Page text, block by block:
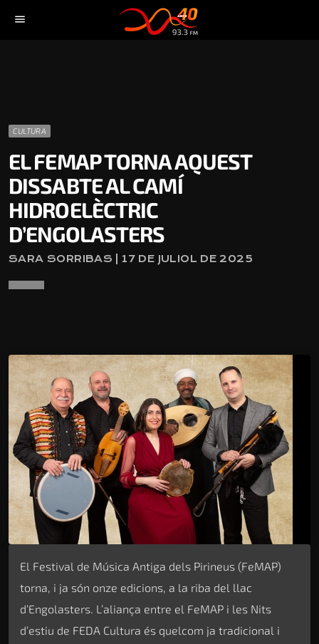
menu
CULTURA
EL FEMAP TORNA AQUEST
DISSABTE AL CAMÍ
HIDROELÈCTRIC
D’ENGOLASTERS
SARA SORRIBAS | 17 DE JULIOL DE 2025
El Festival de Música Antiga dels Pirineus (FeMAP)
torna, i ja són onze edicions, a la riba del llac
d’Engolasters. L’aliança entre el FeMAP i les Nits
d’estiu de FEDA Cultura és quelcom ja tradicional i